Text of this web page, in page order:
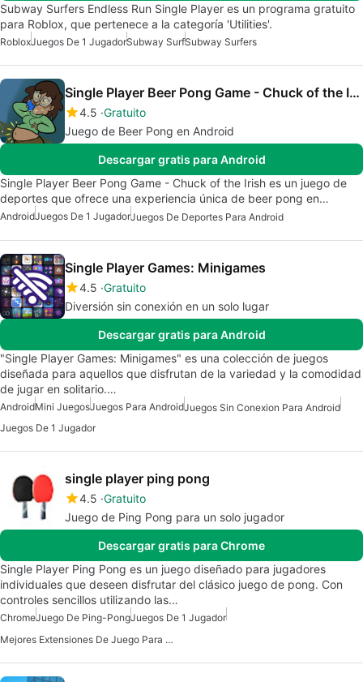
Subway Surfers Endless Run Single Player es un programa gratuito
para Roblox, que pertenece a la categoría 'Utilities'.
RobloxJuegos De 1 JugadorSubway SurfSubway Surfers
Single Player Beer Pong Game - Chuck of the Irish
4.5 Gratuito
Juego de Beer Pong en Android
Descargar gratis para Android
Single Player Beer Pong Game - Chuck of the Irish es un juego de
deportes que ofrece una experiencia única de beer pong en…
AndroidJuegos De 1 JugadorJuegos De Deportes Para Android
Single Player Games: Minigames
4.5 Gratuito
Diversión sin conexión en un solo lugar
Descargar gratis para Android
"Single Player Games: Minigames" es una colección de juegos
diseñada para aquellos que disfrutan de la variedad y la comodidad
de jugar en solitario.…
AndroidMini JuegosJuegos Para AndroidJuegos Sin Conexion Para Android
Juegos De 1 Jugador
single player ping pong
4.5 Gratuito
Juego de Ping Pong para un solo jugador
Descargar gratis para Chrome
Single Player Ping Pong es un juego diseñado para jugadores
individuales que deseen disfrutar del clásico juego de pong. Con
controles sencillos utilizando las…
ChromeJuego De Ping-PongJuegos De 1 Jugador
Mejores Extensiones De Juego Para Chrome